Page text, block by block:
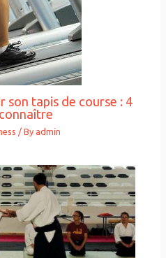
son tapis de course : 4
/ By admin